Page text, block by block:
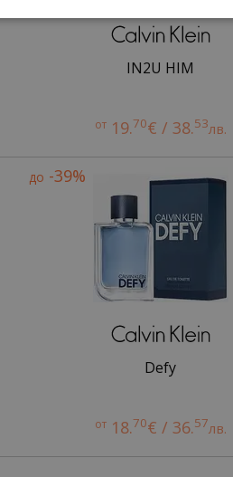
IN2U HIM
от 19.70€ / 38.53лв.
до -39%
Defy
от 18.70€ / 36.57лв.